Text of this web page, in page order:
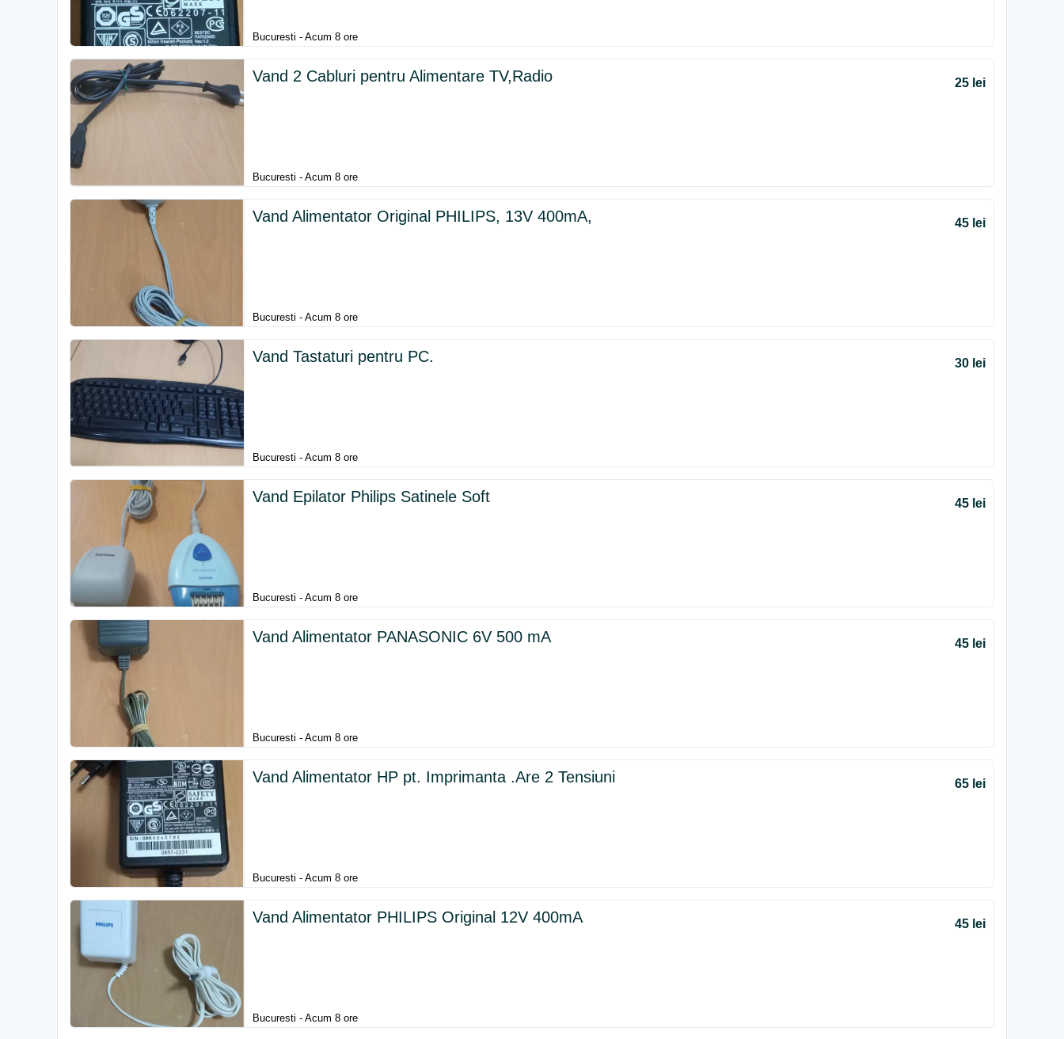
Bucuresti - Acum 8 ore
Vand 2 Cabluri pentru Alimentare TV,Radio 25 lei
Bucuresti - Acum 8 ore
Vand Alimentator Original PHILIPS, 13V 400mA, 45 lei
Bucuresti - Acum 8 ore
Vand Tastaturi pentru PC. 30 lei
Bucuresti - Acum 8 ore
Vand Epilator Philips Satinele Soft 45 lei
Bucuresti - Acum 8 ore
Vand Alimentator PANASONIC 6V 500 mA 45 lei
Bucuresti - Acum 8 ore
Vand Alimentator HP pt. Imprimanta .Are 2 Tensiuni 65 lei
Bucuresti - Acum 8 ore
Vand Alimentator PHILIPS Original 12V 400mA 45 lei
Bucuresti - Acum 8 ore